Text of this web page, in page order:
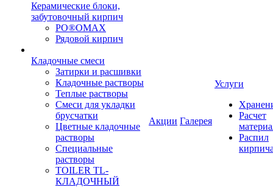
Керамические блоки,
забутовочный кирпич
PO®OMAX
Рядовой кирпич
Кладочные смеси
Затирки и расшивки
Кладочные растворы
Теплые растворы
Смеси для укладки
брусчатки
Цветные кладочные
растворы
Специальные
растворы
TOILER TL-
КЛАДОЧНЫЙ
Акции Галерея
Услуги
Расчет
Распил